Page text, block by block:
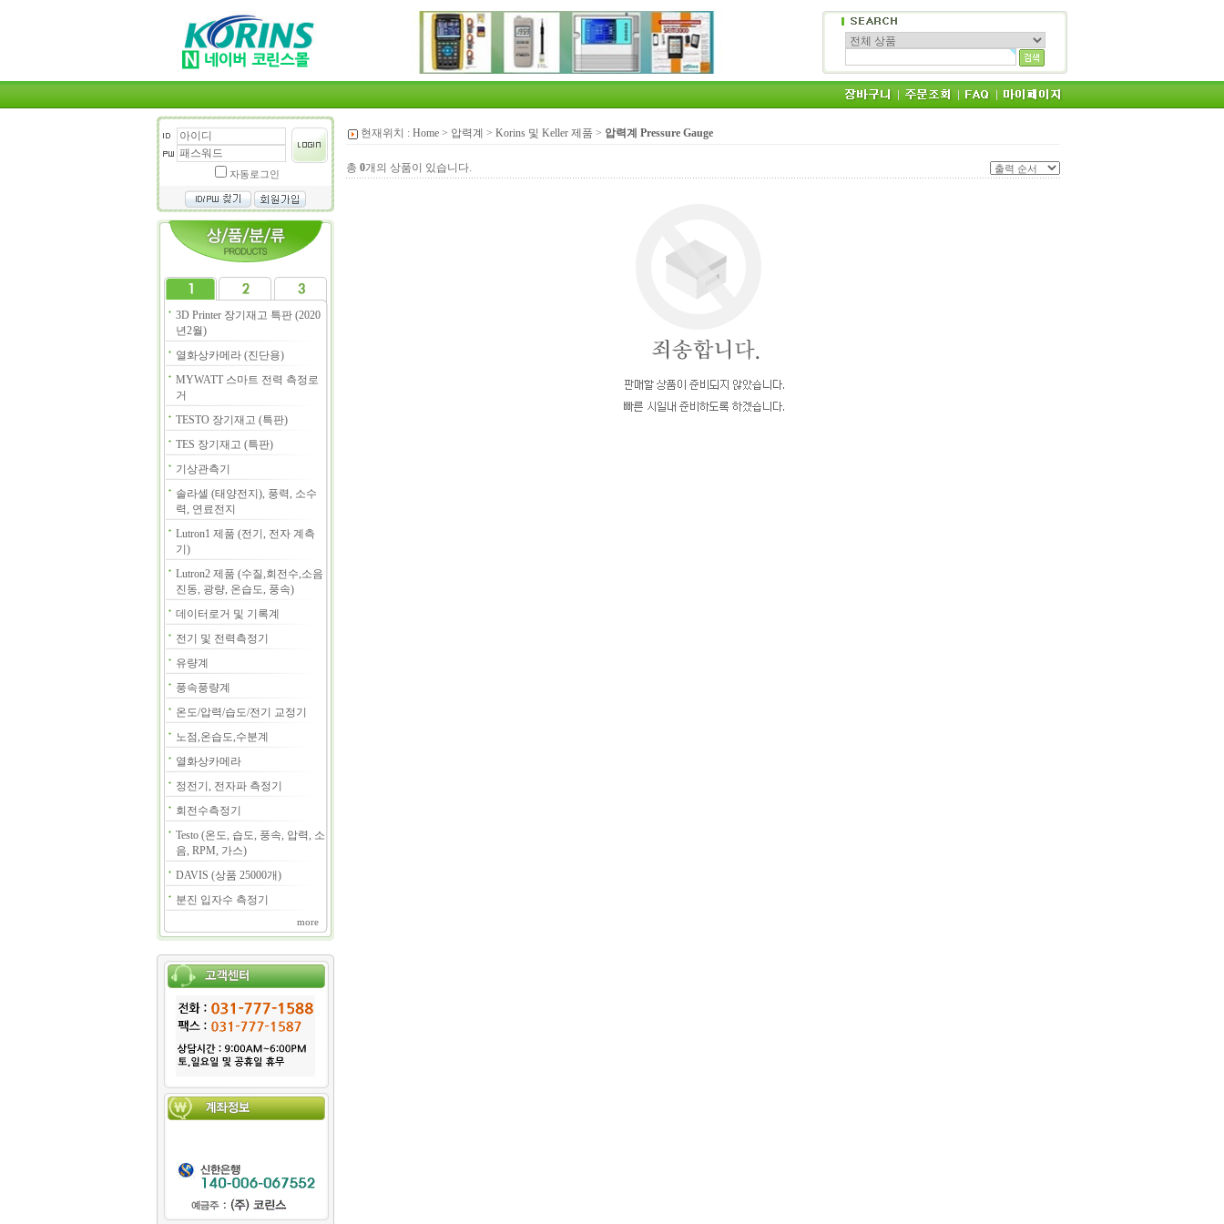
자동로그인
3D Printer 장기재고 특판 (2020
년2월)
열화상카메라 (진단용)
MYWATT 스마트 전력 측정로
거
TESTO 장기재고 (특판)
TES 장기재고 (특판)
기상관측기
솔라셀 (태양전지), 풍력, 소수
력, 연료전지
Lutron1 제품 (전기, 전자 계측
기)
Lutron2 제품 (수질,회전수,소음
진동, 광량, 온습도, 풍속)
데이터로거 및 기록계
전기 및 전력측정기
유량계
풍속풍량계
온도/압력/습도/전기 교정기
노점,온습도,수분계
열화상카메라
정전기, 전자파 측정기
회전수측정기
Testo (온도, 습도, 풍속, 압력, 소
음, RPM, 가스)
DAVIS (상품 25000개)
분진 입자수 측정기
more
현재위치 : Home > 압력계 > Korins 및 Keller 제품 > 압력계 Pressure Gauge
총 0개의 상품이 있습니다.